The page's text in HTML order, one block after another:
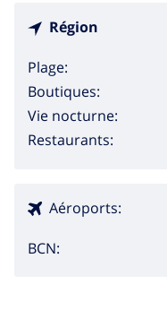
Région
Plage:
Boutiques:
Vie nocturne:
Restaurants:
Aéroports:
BCN: